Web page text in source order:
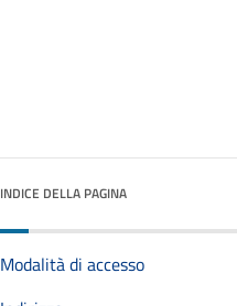
INDICE DELLA PAGINA
Modalità di accesso